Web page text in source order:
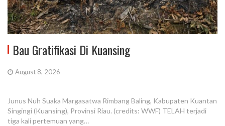
Bau Gratifikasi Di Kuansing
August 8, 2026
Junus Nuh Suaka Margasatwa Rimbang Baling, Kabupaten Kuantan
Singingi (Kuansing), Provinsi Riau. (credits: WWF) TELAH terjadi
tiga kali pertemuan yang…